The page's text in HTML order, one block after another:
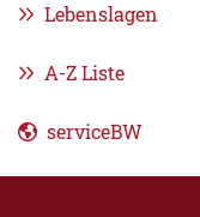
Lebenslagen
A-Z Liste
serviceBW